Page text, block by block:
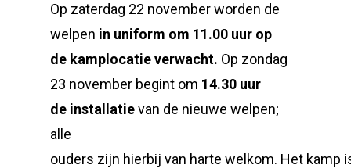
Op zaterdag 22 november worden de
welpen in uniform om 11.00 uur op
de kamplocatieverwacht. Op zondag
23 november begint om 14.30 uur
de installatievan de nieuwe welpen;
alle
ouders zijn hierbij van harte welkom. Het kamp